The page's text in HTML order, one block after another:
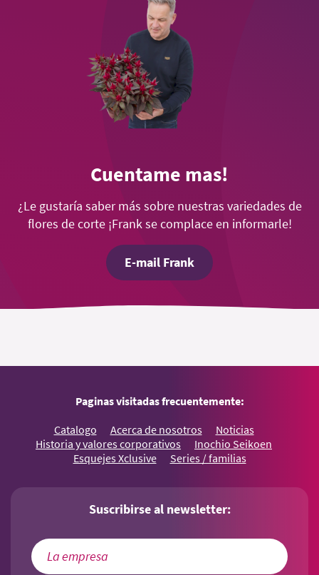
Cuentame mas!
¿Le gustaría saber más sobre nuestras variedades de
flores de corte ¡Frank se complace en informarle!
E-mail Frank
Paginas visitadas frecuentemente:
Catalogo Acerca de nosotros
Noticias
Historia y valores corporativos
Inochio Seikoen
Esquejes Xclusive
Series / familias
Suscribirse al newsletter: